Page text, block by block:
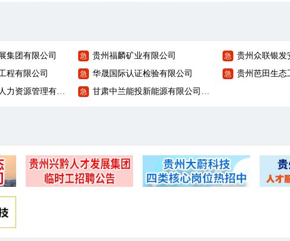
集团有限公司 急 贵州福麟矿业有限公司 急 贵州众联银发
程有限公司 急 华晟国际认证检验有限公司 急 贵州芭田生态
贵州同华晟唐人力资源管理有限公司 急 甘肃中兰能投新能源有限公司贵州分公司